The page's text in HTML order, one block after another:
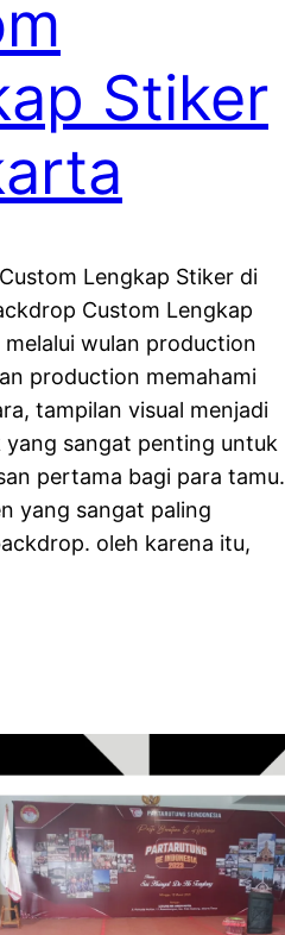
Stiker
Lengkap Stiker di
Custom Lengkap
wulan production
production memahami
tampilan visual menjadi
yang sangat penting untuk
pertama bagi para tamu.
yang sangat paling
oleh karena itu,